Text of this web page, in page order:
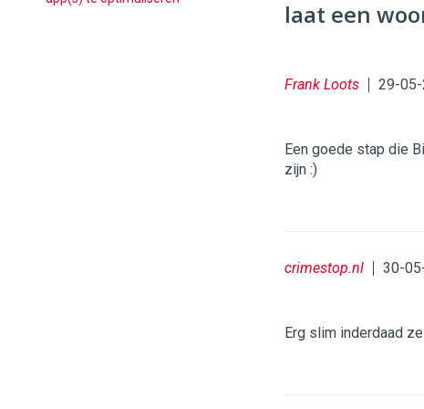
laat een
Frank Loots 29-05-
Een goede stap die
zijn :)
crimestop.nl 30-
Erg slim inderdaad